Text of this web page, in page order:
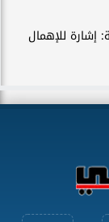
إشارة للإهمال